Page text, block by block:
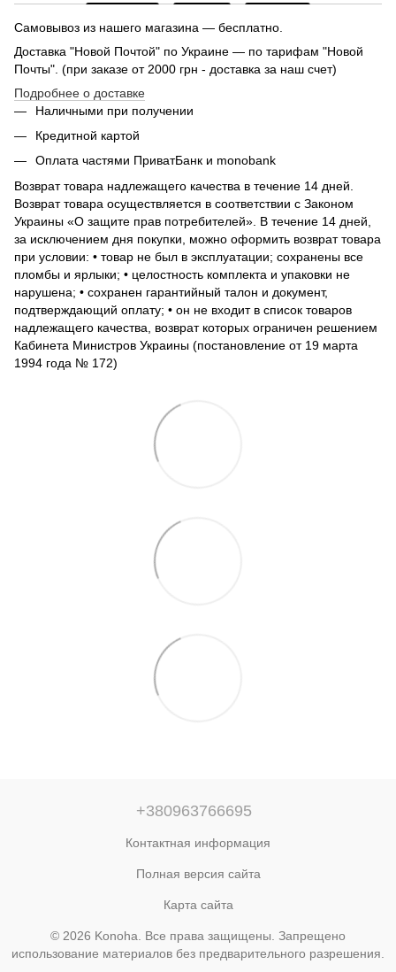
Самовывоз из нашего магазина — бесплатно.
Доставка "Новой Почтой" по Украине — по тарифам "Новой
Почты". (при заказе от 2000 грн - доставка за наш счет)
Подробнее о доставке
Наличными при получении
Кредитной картой
Оплата частями ПриватБанк и monobank
Возврат товара надлежащего качества в течение 14 дней.
Возврат товара осуществляется в соответствии с Законом
Украины «О защите прав потребителей». В течение 14 дней,
за исключением дня покупки, можно оформить возврат товара
при условии: • товар не был в эксплуатации; сохранены все
пломбы и ярлыки; • целостность комплекта и упаковки не
нарушена; • сохранен гарантийный талон и документ,
подтверждающий оплату; • он не входит в список товаров
надлежащего качества, возврат которых ограничен решением
Кабинета Министров Украины (постановление от 19 марта
1994 года № 172)
+380963766695
Контактная информация
Полная версия сайта
Карта сайта
© 2026 Konoha. Все права защищены. Запрещено
использование материалов без предварительного разрешения.